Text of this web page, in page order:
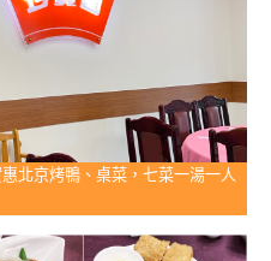
北京烤鴨、桌菜，七菜一湯一人